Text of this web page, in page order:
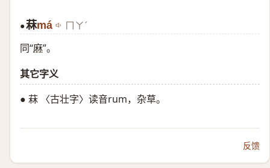
●菻má ㄇㄚˊ
同“麻”。
其它字义
● 菻 〈古壮字〉读音rum，杂草。
反馈